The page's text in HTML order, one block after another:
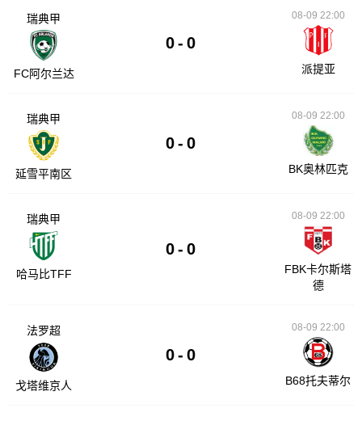
瑞典甲
FC阿尔兰达
0 - 0
08-09 22:00
派提亚
瑞典甲
延雪平南区
0 - 0
08-09 22:00
BK奥林匹克
瑞典甲
哈马比TFF
0 - 0
08-09 22:00
FBK卡尔斯塔
德
法罗超
戈塔维京人
0 - 0
08-09 22:00
B68托夫蒂尔